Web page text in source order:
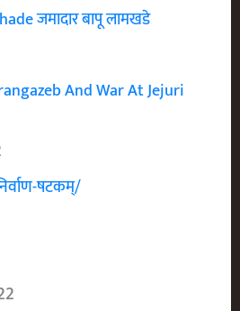
जमादार बापू लामखडे
And War At Jejuri
षटकम्/